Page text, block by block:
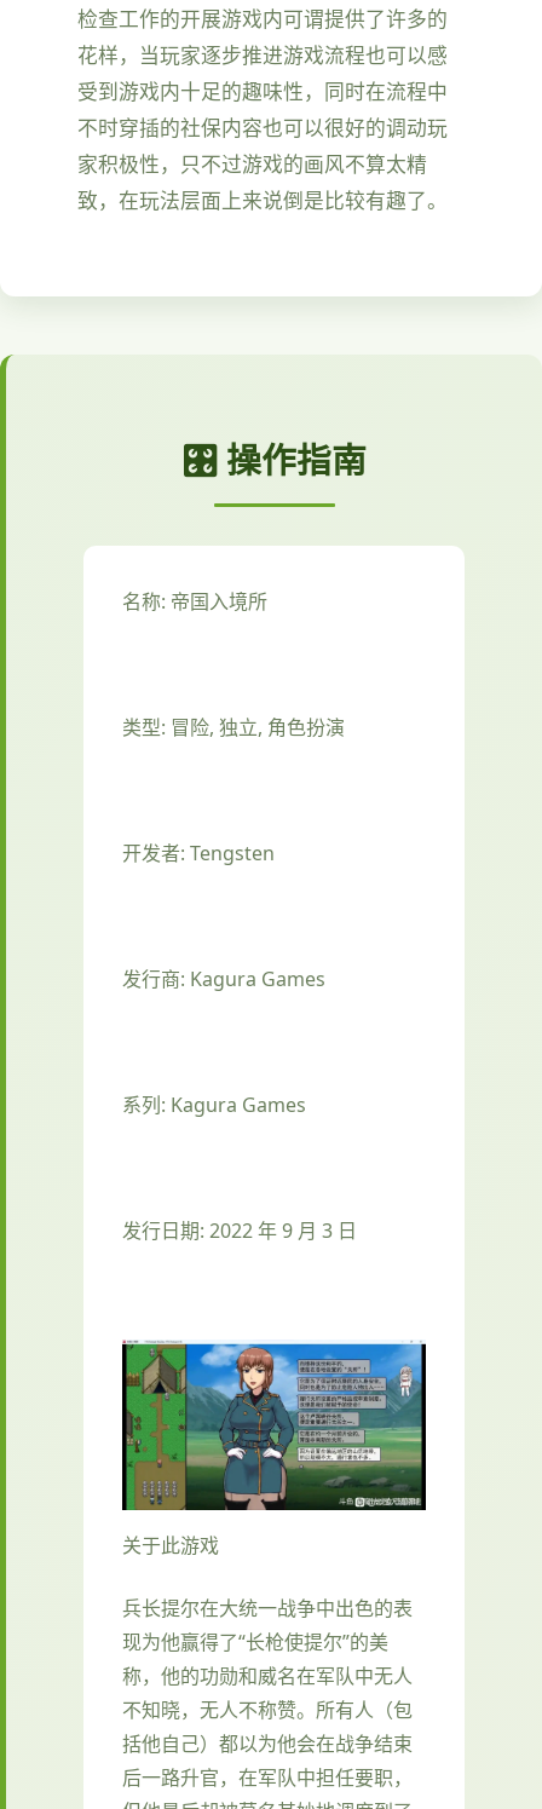
检查工作的开展游戏内可谓提供了许多的
花样，当玩家逐步推进游戏流程也可以感
受到游戏内十足的趣味性，同时在流程中
不时穿插的社保内容也可以很好的调动玩
家积极性，只不过游戏的画风不算太精
致，在玩法层面上来说倒是比较有趣了。
🎛️ 操作指南
名称: 帝国入境所
类型: 冒险, 独立, 角色扮演
开发者: Tengsten
发行商: Kagura Games
系列: Kagura Games
发行日期: 2022 年 9 月 3 日
关于此游戏
兵长提尔在大统一战争中出色的表
现为他赢得了“长枪使提尔”的美
称，他的功勋和威名在军队中无人
不知晓，无人不称赞。所有人（包
括他自己）都以为他会在战争结束
后一路升官，在军队中担任要职，